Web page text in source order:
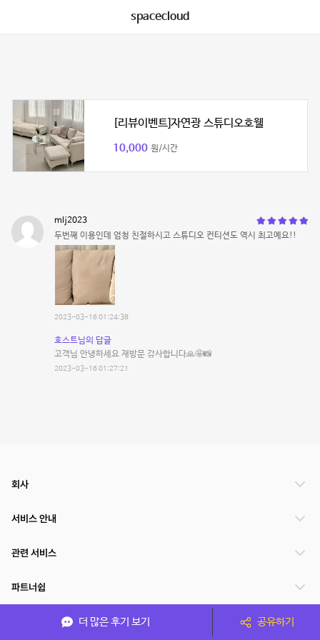
spacecloud
[리뷰이벤트]자연광 스튜디오호웰
10,000 원/시간
mlj2023
두번째 이용인데 엄청 친절하시고 스튜디오 컨티션도 역시 최고예요!!
2023-03-16 01:24:38
호스트님의 답글
고객님 안녕하세요 재방문 감사합니다🙏🤩📸
2023-03-16 01:27:21
더 많은 후기 보기 공유하기
회사
서비스 안내
관련 서비스
파트너쉽
서비스 제공 국가